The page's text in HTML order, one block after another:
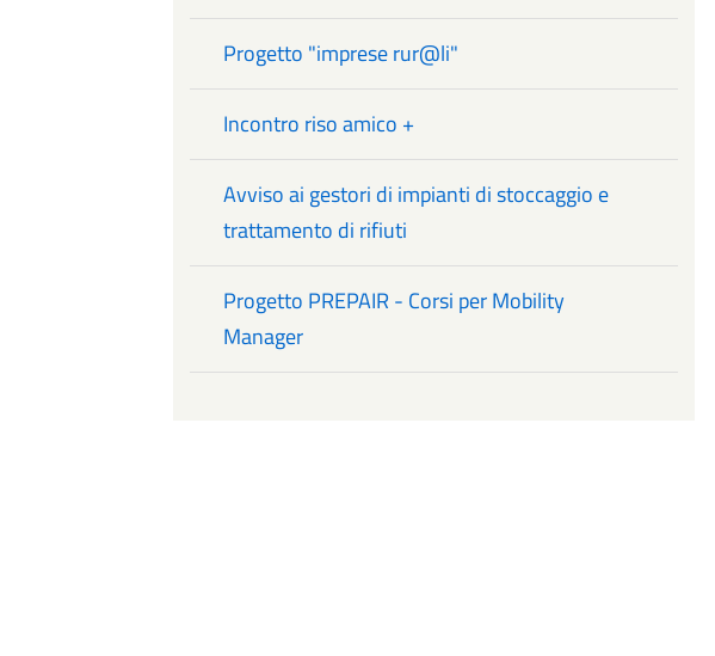
Progetto "imprese rur@li"
Incontro riso amico +
Avviso ai gestori di impianti di stoccaggio e
trattamento di rifiuti
Progetto PREPAIR - Corsi per Mobility
Manager